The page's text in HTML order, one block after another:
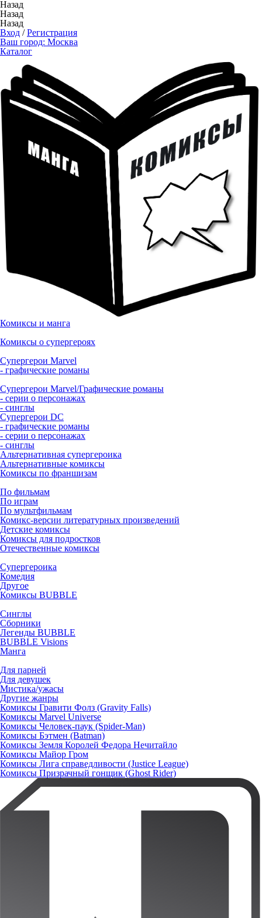
Назад
Назад
Назад
Вход /Регистрация
Ваш город: Москва
Каталог
Комиксы и манга
Комиксы о супергероях
Супергерои Marvel
- графические романы
Супергерои Marvel/Графические романы
- серии о персонажах
- синглы
Супергерои DC
- графические романы
- серии о персонажах
- синглы
Альтернативная супергероика
Альтернативные комиксы
Комиксы по франшизам
По фильмам
По играм
По мультфильмам
Комикс-версии литературных произведений
Детские комиксы
Комиксы для подростков
Отечественные комиксы
Супергероика
Комедия
Другое
Комиксы BUBBLE
Синглы
Сборники
Легенды BUBBLE
BUBBLE Visions
Манга
Для парней
Для девушек
Мистика/ужасы
Другие жанры
Комиксы Гравити Фолз (Gravity Falls)
Комиксы Marvel Universe
Комиксы Человек-паук (Spider-Man)
Комиксы Бэтмен (Batman)
Комиксы Земля Королей Федора Нечитайло
Комиксы Майор Гром
Комиксы Лига справедливости (Justice League)
Комиксы Призрачный гонщик (Ghost Rider)